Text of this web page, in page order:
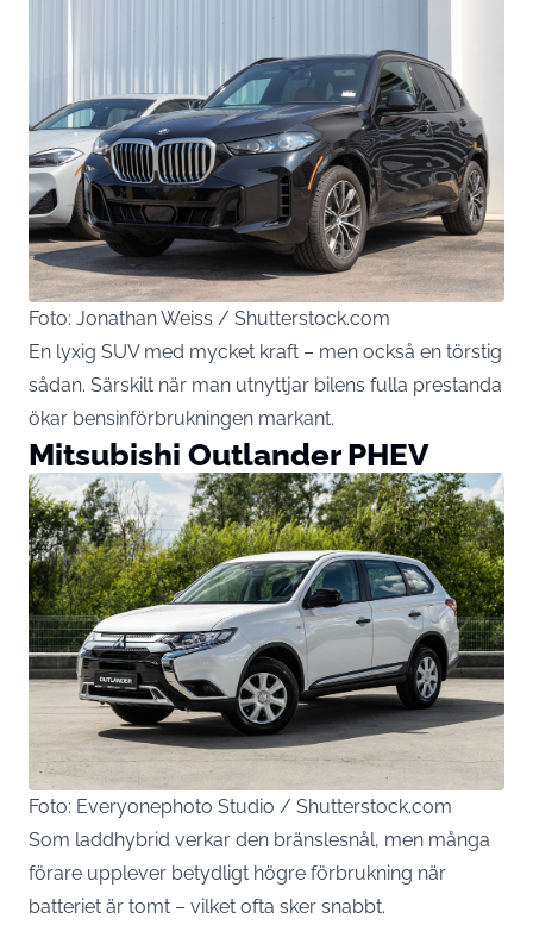
Foto: Jonathan Weiss / Shutterstock.com
En lyxig SUV med mycket kraft – men också en törstig
sådan. Särskilt när man utnyttjar bilens fulla prestanda
ökar bensinförbrukningen markant.
Mitsubishi Outlander PHEV
Foto: Everyonephoto Studio / Shutterstock.com
Som laddhybrid verkar den bränslesnål, men många
förare upplever betydligt högre förbrukning när
batteriet är tomt – vilket ofta sker snabbt.